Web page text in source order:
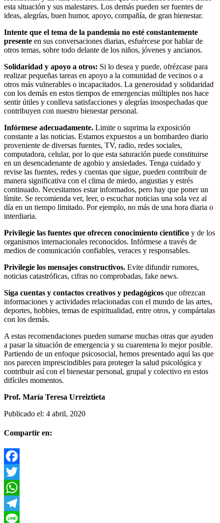
esta situación y sus malestares. Los demás pueden ser fuentes de
ideas, alegrías, buen humor, apoyo, compañía, de gran bienestar.
Intente que el tema de la pandemia no esté constantemente
presente en sus conversaciones diarias, esfuércese por hablar de
otros temas, sobre todo delante de los niños, jóvenes y ancianos.
Solidaridad y apoyo a otros: Si lo desea y puede, ofrézcase para
realizar pequeñas tareas en apoyo a la comunidad de vecinos o a
otros más vulnerables o incapacitados. La generosidad y solidaridad
con los demás en estos tiempos de emergencias múltiples nos hace
sentir útiles y conlleva satisfacciones y alegrías insospechadas que
contribuyen con nuestro bienestar personal.
Infórmese adecuadamente. Limite o suprima la exposición
constante a las noticias. Estamos expuestos a un bombardeo diario
proveniente de diversas fuentes, TV, radio, redes sociales,
computadora, celular, por lo que esta saturación puede constituirse
en un desencadenante de agobio y ansiedades. Tenga cuidado y
revise las fuentes, redes y cuentas que sigue, pueden contribuir de
manera significativa con el clima de miedo, angustias y estrés
continuado. Necesitamos estar informados, pero hay que poner un
límite. Se recomienda ver, leer, o escuchar noticias una sola vez al
día en un tiempo limitado. Por ejemplo, no más de una hora diaria o
interdiaria.
Privilegie las fuentes que ofrecen conocimiento científico y de los
organismos internacionales reconocidos. Infórmese a través de
medios de comunicación confiables, veraces y responsables.
Privilegie los mensajes constructivos. Evite difundir rumores,
noticias catastróficas, cifras no comprobadas, fake news.
Siga cuentas y contactos creativos y pedagógicos que ofrezcan
informaciones y actividades relacionadas con el mundo de las artes,
deportes, hobbies, temas de espiritualidad, entre otros, y compártalas
con los demás.
A estas recomendaciones pueden sumarse muchas otras que ayuden
a pasar la situación de emergencia y su cuarentena lo mejor posible.
Partiendo de un enfoque psicosocial, hemos presentado aquí las que
nos parecen imprescindibles para proteger la salud psicológica y
contribuir así con el bienestar personal, grupal y colectivo en estos
difíciles momentos.
Prof. María Teresa Urreiztieta
Publicado el: 4 abril, 2020
Compartir en:
Facebook
Twitter
WhatsApp
Telegram